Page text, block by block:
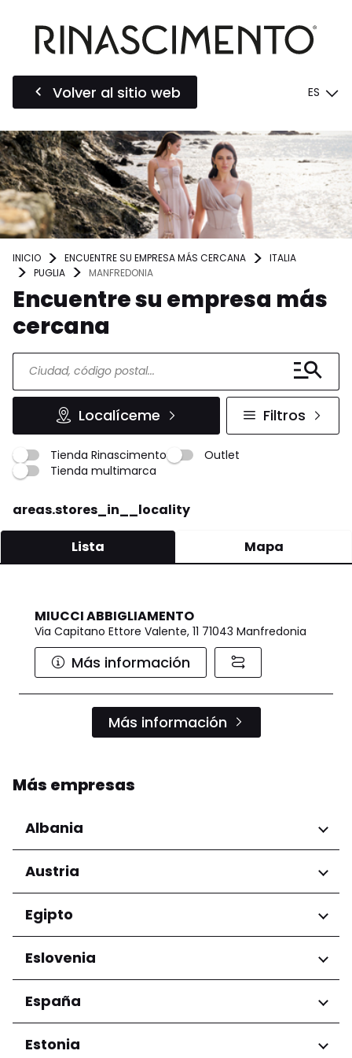
Volver al sitio web ES
INICIO ENCUENTRE SU EMPRESA MÁS CERCANA
ITALIA
PUGLIA
MANFREDONIA
Encuentre su empresa más
cercana
Localíceme Filtros
Tienda Rinascimento
Outlet
Tienda multimarca
areas.stores_in__locality
Lista Mapa
MIUCCI ABBIGLIAMENTO
Via Capitano Ettore Valente, 11 71043 Manfredonia
Más información
Más información
Más empresas
Albania
Regiones
Condado de Tirana
Austria
Regiones
Niederösterreich
Salzburg
Wien
Egipto
Regiones
Gobernación de El Cairo
Eslovenia
Regiones
Ljubljana
España
Regiones
Estonia